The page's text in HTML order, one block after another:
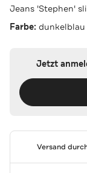
Jeans 'Stephen'
Farbe: dunkelblau
Jetzt
Versand